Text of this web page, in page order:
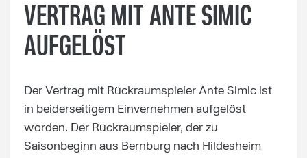
VERTRAG MIT ANTE SIMIC
AUFGELÖST
Der Vertrag mit Rückraumspieler Ante Simic ist
in beiderseitigem Einvernehmen aufgelöst
worden. Der Rückraumspieler, der zu
Saisonbeginn aus Bernburg nach Hildesheim